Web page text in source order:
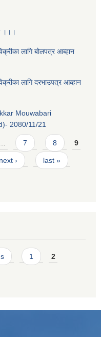
।।।
लागि बोलपत्र आब्हान
लागि दरभाउपत्र आब्हान
Mouwabari
2080/11/21
… 7 8 9
next › last »
1 2